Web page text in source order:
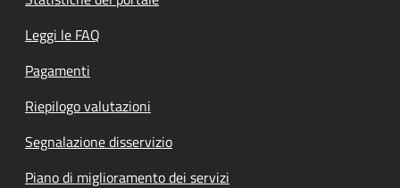
Leggi le FAQ
Pagamenti
Riepilogo valutazioni
Segnalazione disservizio
Piano di miglioramento dei servizi